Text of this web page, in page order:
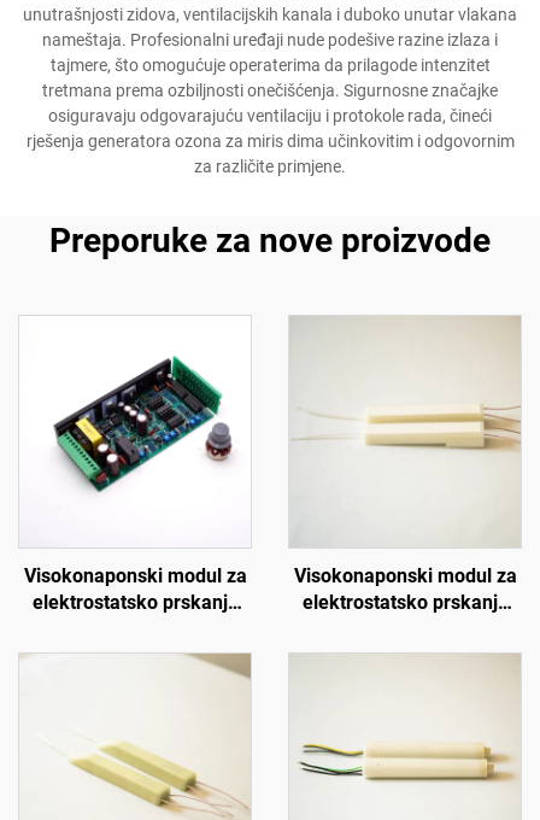
unutrašnjosti zidova, ventilacijskih kanala i duboko unutar vlakana
nameštaja. Profesionalni uređaji nude podešive razine izlaza i
tajmere, što omogućuje operaterima da prilagode intenzitet
tretmana prema ozbiljnosti onečišćenja. Sigurnosne značajke
osiguravaju odgovarajuću ventilaciju i protokole rada, čineći
rješenja generatora ozona za miris dima učinkovitim i odgovornim
za različite primjene.
Preporuke za nove proizvode
Visokonaponski modul za
elektrostatsko prskanje
Visokonaponski modul za
elektrostatsko prskanje